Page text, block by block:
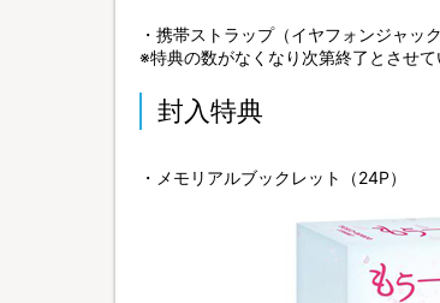
・携帯ストラップ（イヤフォンジャック
※特典の数がなくなり次第終了とさせ
封入特典
・メモリアルブックレット（24P）